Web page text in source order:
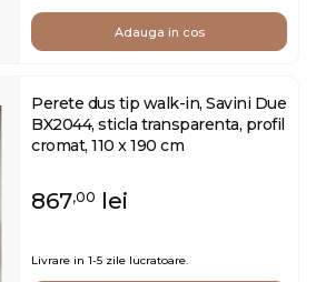
Adauga in cos
Perete dus tip walk-in, Savini Due
BX2044, sticla transparenta, profil
cromat, 110 x 190 cm
867,00 lei
Livrare in 1-5 zile lucratoare.